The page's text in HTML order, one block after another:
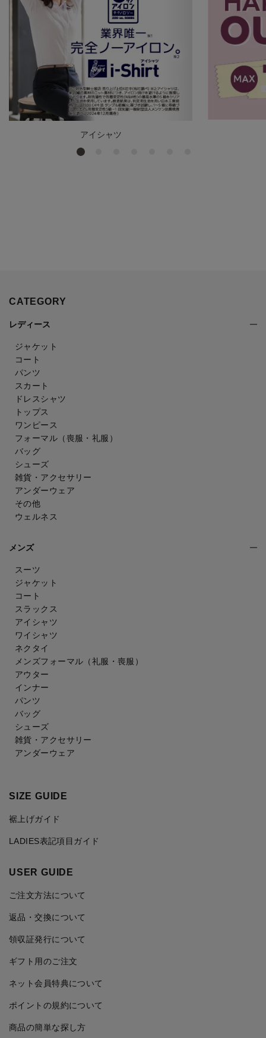
アイシャツ
CATEGORY
レディース
ジャケット
コート
パンツ
スカート
ドレスシャツ
トップス
ワンピース
フォーマル（喪服・礼服）
バッグ
シューズ
雑貨・アクセサリー
アンダーウェア
その他
ウェルネス
メンズ
スーツ
ジャケット
コート
スラックス
アイシャツ
ワイシャツ
ネクタイ
メンズフォーマル （礼服・喪服）
アウター
インナー
パンツ
バッグ
シューズ
雑貨・アクセサリー
アンダーウェア
SIZE GUIDE
裾上げガイド
LADIES表記項目ガイド
USER GUIDE
ご注文方法について
返品・交換について
領収証発行について
ギフト用のご注文
ネット会員特典について
ポイントの規約について
商品の簡単な探し方